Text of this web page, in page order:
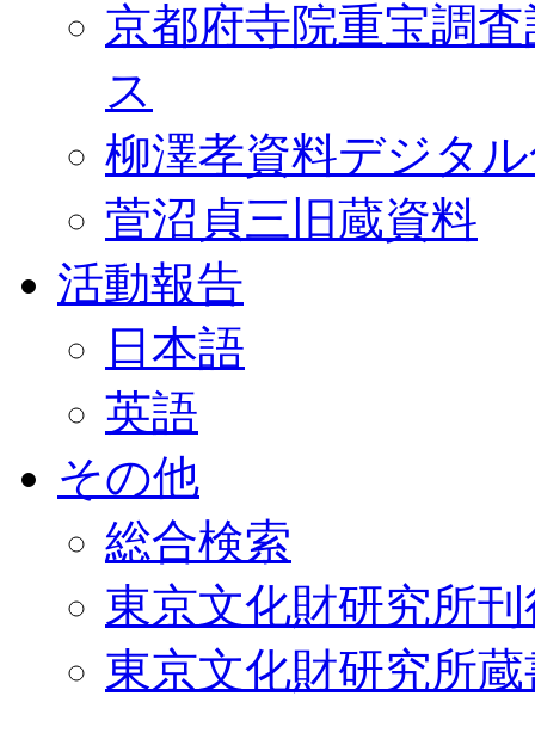
京都府寺院重宝調
ス
柳澤孝資料デジタ
菅沼貞三旧蔵資料
活動報告
日本語
英語
その他
総合検索
東京文化財研究所
東京文化財研究所